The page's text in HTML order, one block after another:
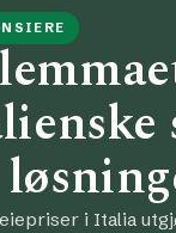
i Italia